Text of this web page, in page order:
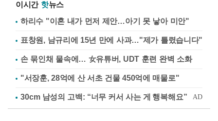
이시간 핫뉴스
하리수 "이혼 내가 먼저 제안…아기 못 낳아 미안"
표창원, 남규리에 15년 만에 사과…"제가 틀렸습니다"
손 묶인채 물속에… 女유튜버, UDT 훈련 완벽 소화
"서장훈, 28억에 산 서초 건물 450억에 매물로"